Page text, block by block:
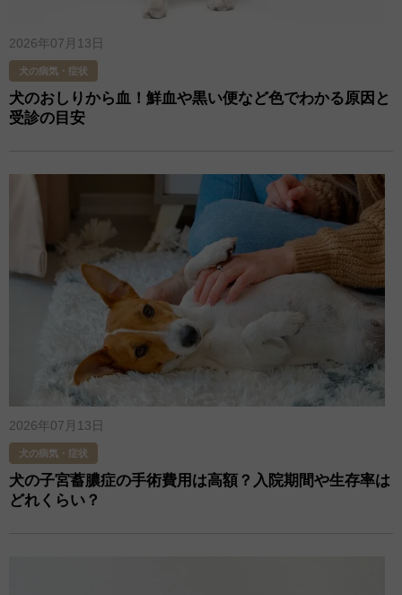
2026年07月13日
犬の病気・症状
犬のおしりから血！鮮血や黒い便など色でわかる原因と
受診の目安
2026年07月13日
犬の病気・症状
犬の子宮蓄膿症の手術費用は高額？入院期間や生存率は
どれくらい？